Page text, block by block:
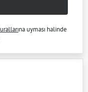
na uyması halinde